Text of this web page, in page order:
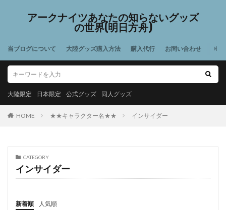
アークナイツあなたの知らないグッズ
の世界(明日方舟)
当ブログについて 大陸グッズ購入方法 購入代行 お問い合わせ
大陸限定 日本限定 公式グッズ 同人グッズ
HOME ★★キャラクター名★★ インサイダー
CATEGORY
インサイダー
新着順 人気順